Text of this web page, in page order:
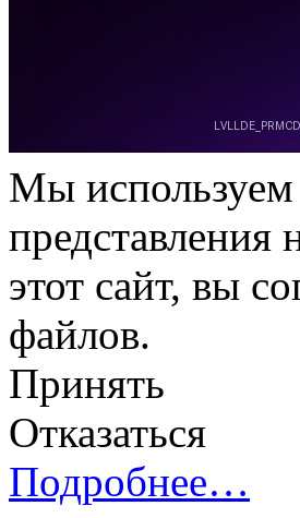
Мы
представления
этот сайт, вы
файлов.
Принять
Отказаться
Подробнее…